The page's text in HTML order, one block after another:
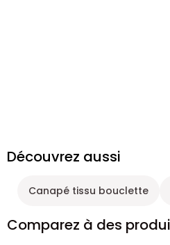
Découvrez aussi
Canapé tissu bouclette
Comparez à des